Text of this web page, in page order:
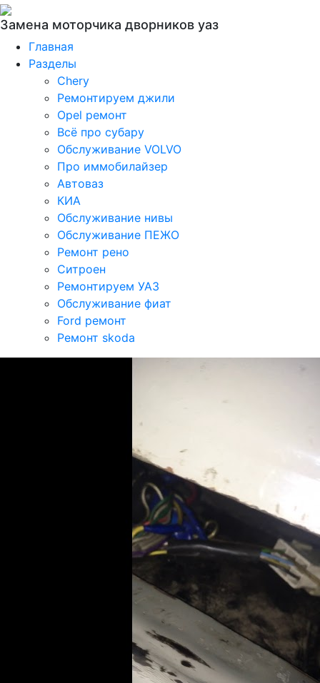
Замена моторчика дворников уаз
Главная
Разделы
Chery
Ремонтируем джили
Opel ремонт
Всё про субару
Обслуживание VOLVO
Про иммобилайзер
Автоваз
КИА
Обслуживание нивы
Обслуживание ПЕЖО
Ремонт рено
Ситроен
Ремонтируем УАЗ
Обслуживание фиат
Ford ремонт
Ремонт skoda